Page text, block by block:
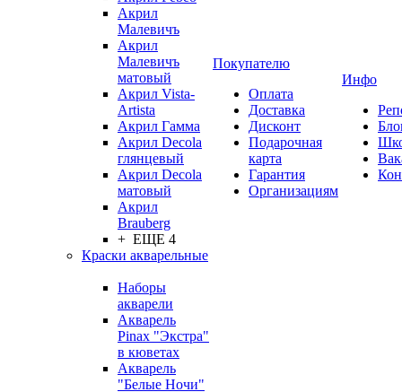
Акрил
Малевичъ
Акрил
Малевичъ
матовый
Акрил Vista-
Artista
Акрил Гамма
Акрил Decola
глянцевый
Акрил Decola
матовый
Акрил
Brauberg
+ ЕЩЕ 4
Краски акварельные
Наборы
акварели
Акварель
Pinax "Экстра"
в кюветах
Акварель
"Белые Ночи"
Покупателю
Оплата
Доставка
Дисконт
Подарочная
карта
Гарантия
Организациям
Инфо